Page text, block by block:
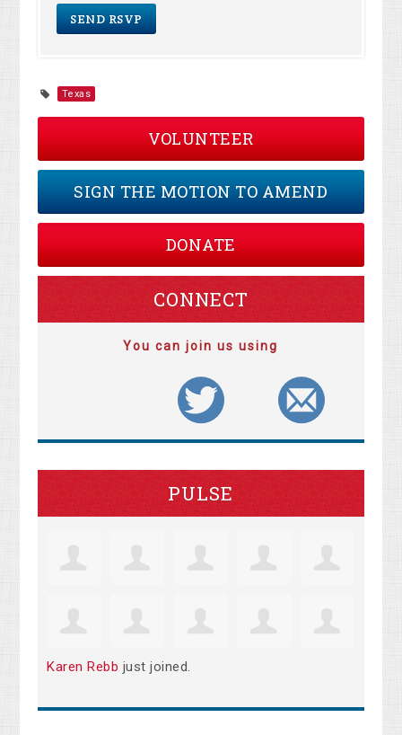
Texas
VOLUNTEER
SIGN THE MOTION TO AMEND
DONATE
CONNECT
You can join us using
PULSE
Karen Rebb just joined.